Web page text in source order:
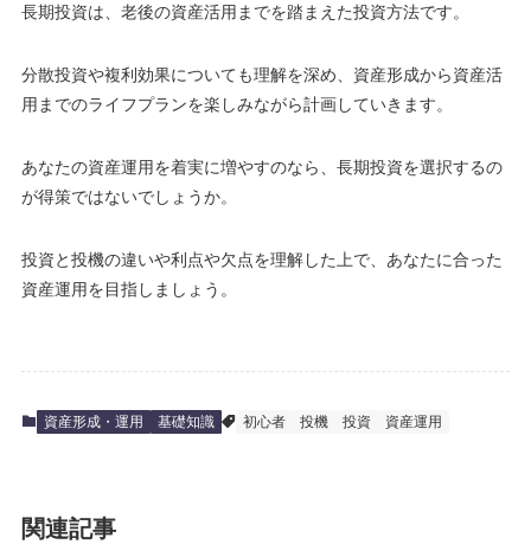
長期投資は、老後の資産活用までを踏まえた投資方法です。
分散投資や複利効果についても理解を深め、資産形成から資産活
用までのライフプランを楽しみながら計画していきます。
あなたの資産運用を着実に増やすのなら、長期投資を選択するの
が得策ではないでしょうか。
投資と投機の違いや利点や欠点を理解した上で、あなたに合った
資産運用を目指しましょう。
資産形成・運用 基礎知識 初心者 投機 投資 資産運用
関連記事